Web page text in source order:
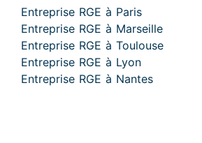
Entreprise RGE à Paris
Entreprise RGE à Marseille
Entreprise RGE à Toulouse
Entreprise RGE à Lyon
Entreprise RGE à Nantes